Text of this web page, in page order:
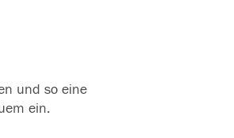
und so eine
ein.